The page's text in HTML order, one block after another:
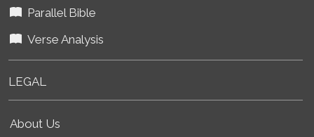
Parallel Bible
Verse Analysis
LEGAL
About Us